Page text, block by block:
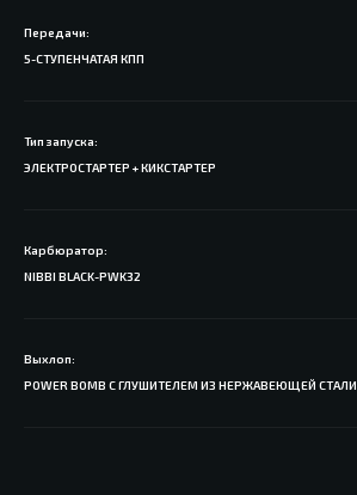
Передачи:
5-СТУПЕНЧАТАЯ КПП
Тип запуска:
ЭЛЕКТРОСТАРТЕР + КИКСТАРТЕР
Карбюратор:
NIBBI BLACK-PWK32
Выхлоп:
POWER BOMB С ГЛУШИТЕЛЕМ ИЗ НЕРЖАВЕЮЩЕЙ СТАЛИ